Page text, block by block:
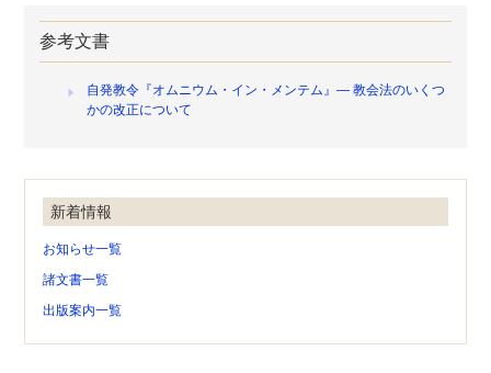
参考文書
自発教令『オムニウム・イン・メンテム』― 教会法のいくつ
かの改正について
新着情報
お知らせ一覧
諸文書一覧
出版案内一覧